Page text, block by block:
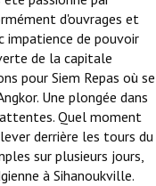
d'ouvrages et
impatience de pouvoir
de la capitale
pour Siem Repas où se
Une plongée dans
Quel moment
derrière les tours du
sur plusieurs jours,
à Sihanoukville.